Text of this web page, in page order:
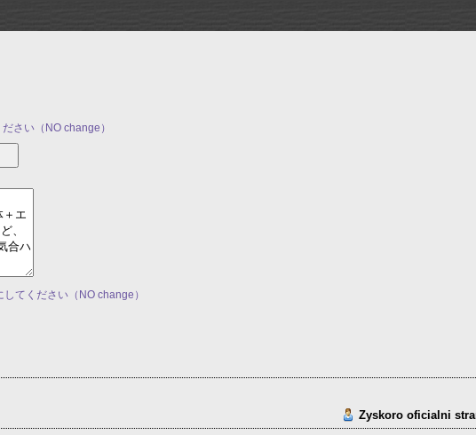
さい（NO change）
してください（NO change）
Zyskoro oficialni